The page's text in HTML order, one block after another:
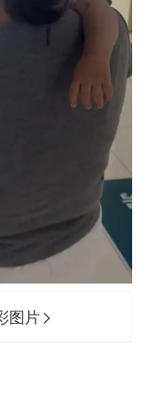
图片